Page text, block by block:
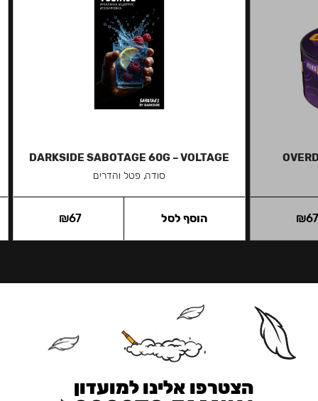
₪
DARKSIDE SABOTAGE 60G – VOLTAGE
סודה, פטל והדרים
₪67 הוסף לסל
הצטרפו אלינו למועדון